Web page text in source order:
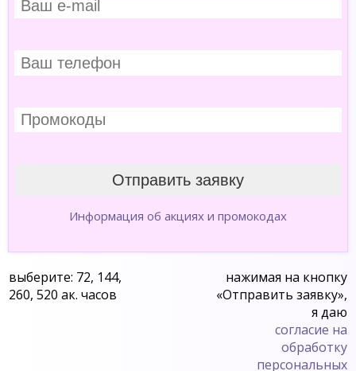
Информация об акциях и промокодах
выберите: 72, 144,
260, 520 ак. часов
нажимая на кнопку
«Отправить заявку»,
я даю
согласие на
обработку
персональных